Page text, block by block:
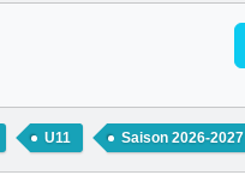
U11 Saison 2026-2027